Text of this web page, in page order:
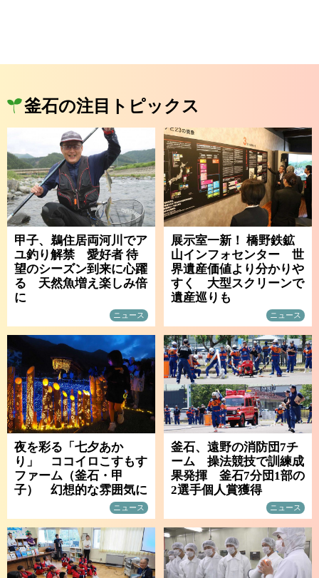
釜石の注目トピックス
甲子、鵜住居両河川でア
ユ釣り解禁 愛好者 待
望のシーズン到来に心躍
る 天然魚増え楽しみ倍
に
ニュース
展示室一新！ 橋野鉄鉱
山インフォセンター 世
界遺産価値より分かりや
すく 大型スクリーンで
遺産巡りも
ニュース
夜を彩る「七夕あか
り」 ココイロこすもす
ファーム（釜石・甲
子） 幻想的な雰囲気に
ニュース
釜石、遠野の消防団7チ
ーム 操法競技で訓練成
果発揮 釜石7分団1部の
2選手個人賞獲得
ニュース